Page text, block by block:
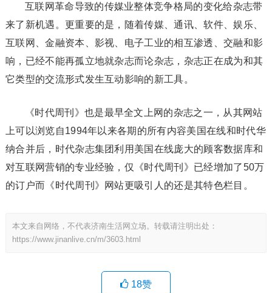
互联网革命导致的传媒业整体竞争格局的变化给杂志带
来了新机遇。更重要的是，随着传媒、通讯、软件、娱乐、
互联网、金融资本、影视、电子工业的相互渗透、交融和影
响，已经不能再孤立地就杂志而论杂志，杂志正在成为和其
它类型的交流形式发生互动影响的新工具。
《时代周刊》也是最早全文上网的杂志之一，从其网站
上可以浏览自1994年以来各期的所有内容美国在线和时代华
纳合并后，时代杂志集团利用美国在线庞大的顾客数据库和
对互联网营销的专业经验，仅《时代周刊》已经增加了50万
的订户而《时代周刊》网站更吸引人的还是其特色栏目。
本文来自网络，不代表济南生活网立场。转载请注明出处：
https://www.jinanlive.cn/m/3603.html
18赞